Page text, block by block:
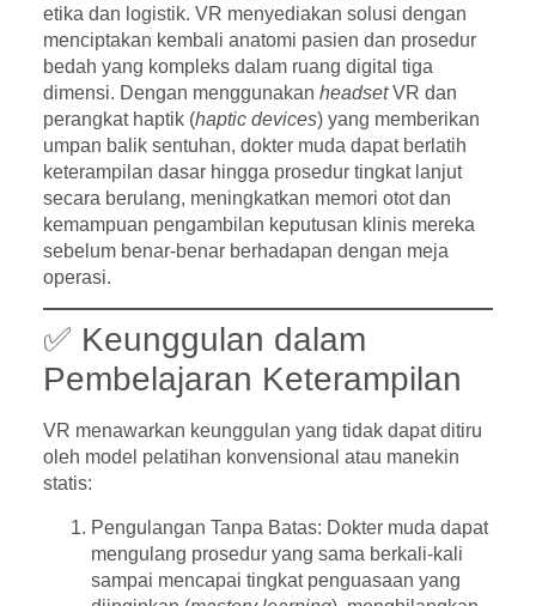
etika dan logistik. VR menyediakan solusi dengan
menciptakan kembali anatomi pasien dan prosedur
bedah yang kompleks dalam ruang digital tiga
dimensi. Dengan menggunakan headsetVR dan
perangkat haptik (haptic devices) yang memberikan
umpan balik sentuhan, dokter muda dapat berlatih
keterampilan dasar hingga prosedur tingkat lanjut
secara berulang, meningkatkan memori otot dan
kemampuan pengambilan keputusan klinis mereka
sebelum benar-benar berhadapan dengan meja
operasi.
✅ Keunggulan dalam
Pembelajaran Keterampilan
VR menawarkan keunggulan yang tidak dapat ditiru
oleh model pelatihan konvensional atau manekin
statis:
Pengulangan Tanpa Batas: Dokter muda dapat
mengulang prosedur yang sama berkali-kali
sampai mencapai tingkat penguasaan yang